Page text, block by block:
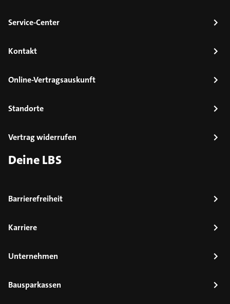
Service-Center
Kontakt
Online-Vertragsauskunft
Standorte
Vertrag widerrufen
Deine LBS
Barrierefreiheit
Karriere
Unternehmen
Bausparkassen